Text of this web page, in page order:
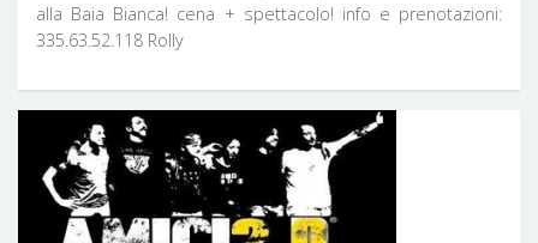
alla Baia Bianca! cena + spettacolo! info e prenotazioni:
335.63.52.118 Rolly